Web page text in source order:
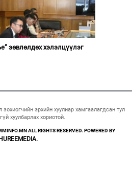
зөвлөлдөх хэлэлцүүлэг
эрхийн хуулиар хамгаалагдсан тул
хуулбарлах хориотой.
ALL RIGHTS RESERVED. POWERED BY
HUREEMEDIA.